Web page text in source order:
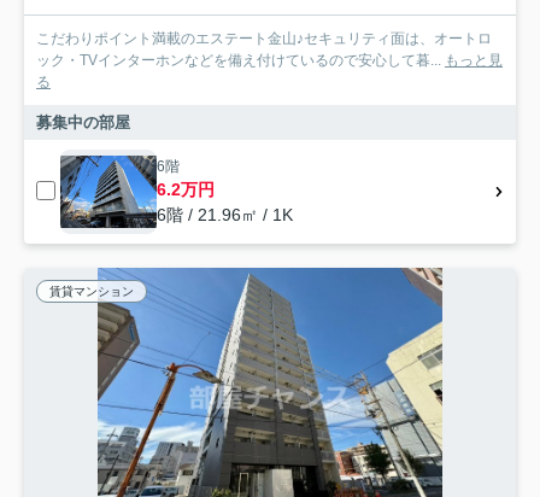
こだわりポイント満載のエステート金山♪セキュリティ面は、オートロ
ック・TVインターホンなどを備え付けているので安心して暮...
もっと見
る
募集中の部屋
6階
6.2万円
6階 / 21.96㎡ / 1K
賃貸マンション